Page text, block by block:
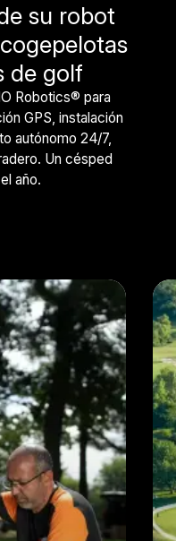
su robot
de golf
Robotics® para
GPS, instalación
autónomo 24/7,
Un césped
año.